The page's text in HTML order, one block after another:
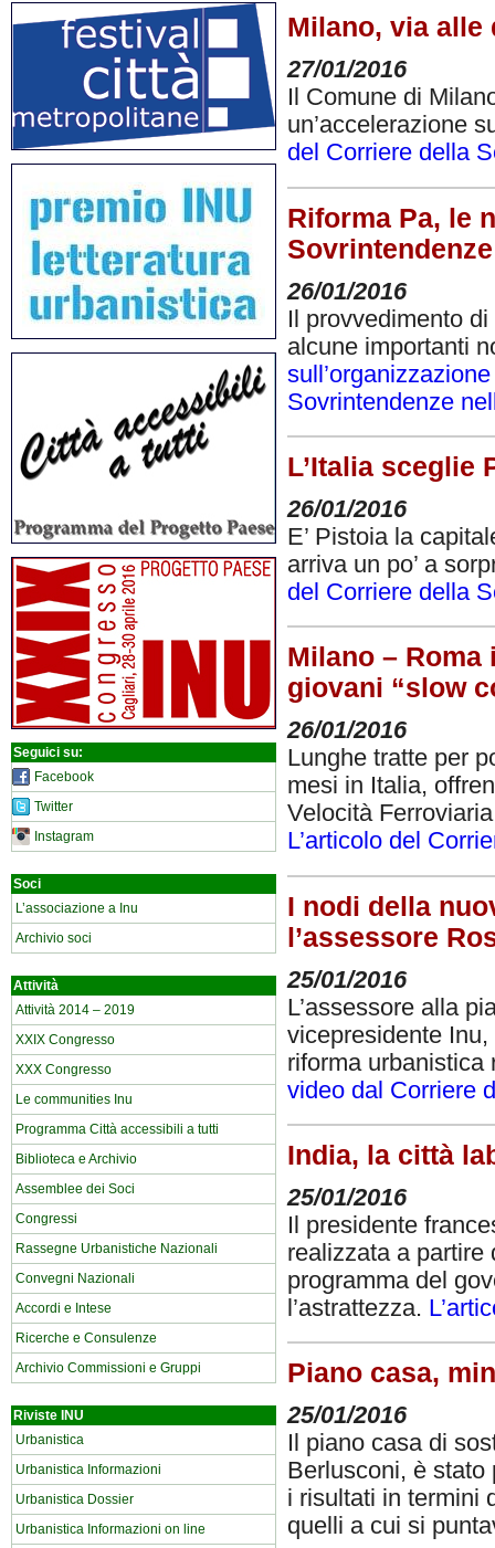
Seguici su:
Facebook
Twitter
Instagram
Soci
L’associazione a Inu
Archivio soci
Attività
Attività 2014 – 2019
XXIX Congresso
XXX Congresso
Le communities Inu
Programma Città accessibili a tutti
Biblioteca e Archivio
Assemblee dei Soci
Congressi
Rassegne Urbanistiche Nazionali
Convegni Nazionali
Accordi e Intese
Ricerche e Consulenze
Archivio Commissioni e Gruppi
Riviste INU
Urbanistica
Urbanistica Informazioni
Urbanistica Dossier
Urbanistica Informazioni on line
Milano, via
27/01/2016
Il Comune di
un’accelerazione
del Corriere della
Riforma Pa, le
Sovrintendenze
26/01/2016
Il provvedimento
alcune importanti
Sovrintendenze
L’Italia sceglie
26/01/2016
E’ Pistoia la
arriva un po’ a
del Corriere della
Milano –
giovani “slow
26/01/2016
Lunghe tratte per
mesi in Italia,
Velocità
L’articolo del
I nodi della
l’assessore
25/01/2016
L’assessore alla
vicepresidente
riforma
video dal Corriere
India, la città
25/01/2016
Il presidente
realizzata a partire
programma del
l’astrattezza.
Piano casa,
25/01/2016
Il piano casa di
Berlusconi, è stato
i risultati in termini
quelli a cui si